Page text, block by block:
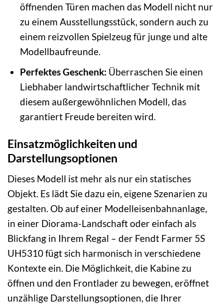
öffnenden Türen machen das Modell nicht nur
zu einem Ausstellungsstück, sondern auch zu
einem reizvollen Spielzeug für junge und alte
Modellbaufreunde.
Perfektes Geschenk: Überraschen Sie einen
Liebhaber landwirtschaftlicher Technik mit
diesem außergewöhnlichen Modell, das
garantiert Freude bereiten wird.
Einsatzmöglichkeiten und
Darstellungsoptionen
Dieses Modell ist mehr als nur ein statisches
Objekt. Es lädt Sie dazu ein, eigene Szenarien zu
gestalten. Ob auf einer Modelleisenbahnanlage,
in einer Diorama-Landschaft oder einfach als
Blickfang in Ihrem Regal – der Fendt Farmer 5S
UH5310 fügt sich harmonisch in verschiedene
Kontexte ein. Die Möglichkeit, die Kabine zu
öffnen und den Frontlader zu bewegen, eröffnet
unzählige Darstellungsoptionen, die Ihrer